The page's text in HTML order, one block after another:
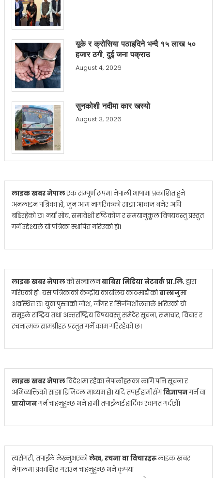
यूके र क्रोसिया पठाइदिने भन्दै १५ लाख ५०
हजार ठगी, दुई जना पक्राउ
August 4, 2026
सुनकोशी नदीमा कार खस्यो
August 3, 2026
लाइक खबर नेपालएक सम्पूर्ण रूपमा नेपाली भाषामा प्रकाशित हुने
अनलाइन पत्रिका हो, जुन आम नागरिकको साझा आवाज बनेर अघि
बढिरहेको छ। नयाँ सोच, समावेशी दृष्टिकोण र समयानुकूल विषयवस्तु प्रस्तुत
गर्ने उद्देश्यले यो पत्रिका स्थापित गरिएको हो।
लाइक खबर नेपालको सञ्चालनबाबिरा मिडिया नेटवर्क प्रा.लि.द्वारा
गरिएको हो। यस पत्रिकाको केन्द्रीय कार्यालय काठमाडौंकोबालाजुमा
अवस्थित छ। युवा पुस्ताको जोश, जाँगर र सिर्जनशीलताले भरिएको यो
समूहले राष्ट्रिय तथा अन्तर्राष्ट्रिय विषयवस्तु समेटेर सूचना, समाचार, विचार र
रचनात्मक सामग्रीहरू प्रस्तुत गर्ने काम गरिरहेको छ।
लाइक खबर नेपालविदेशमा रहेका नेपालीहरूका लागि पनि सूचना र
अभिव्यक्तिको साझा डिजिटल माध्यम हो। यदि तपाईं हामीसँगविज्ञापनगर्न वा
प्रायोजनगर्न चाहनुहुन्छ भने हामी तपाईंलाई हार्दिक स्वागत गर्दछौँ।
त्यसैगरी, तपाईंले लेख्नुभएकोलेख, रचना वा विचारहरूलाइक खबर
नेपालमा प्रकाशित गराउन चाहनुहुन्छ भने कृपया